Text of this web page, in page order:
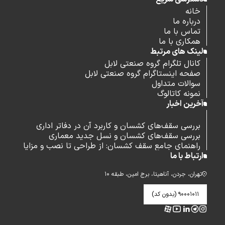
خانه
درباره ما
تماس با ما
همکاری با ما
لینک های مرتبط
کانال تلگرام گروه صنعتی لابل
صفحه اینستاگرام گروه صنعتی لابل
سوالات متداول
نمونه کاتالوگ
آخرین اخبار
بررسی سقف‌های کشسان و کاربرد آن در دفاتر اداری
بررسی سقف‌های کشسان و نسل جدید معماری
راهنمای جامع سقف کشسان: از طراحی تا نصب و مزایا
ارتباط با ما
تهران، جردن، آناهیتا، برج امین، طبقه ۱۰
۹۰۰۰۱۰۱۱ (بدون کد)